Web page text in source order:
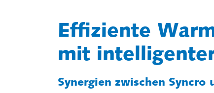
Effiziente
mit
Synergien zwischen Syncro